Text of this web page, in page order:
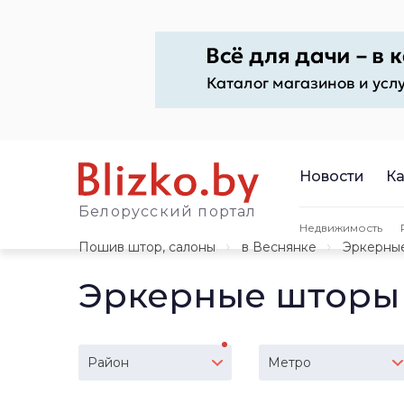
Белорусский портал
Новости
Недвижимость
Пошив штор, салоны в Веснянке
Эркерные шторы
Район Метро